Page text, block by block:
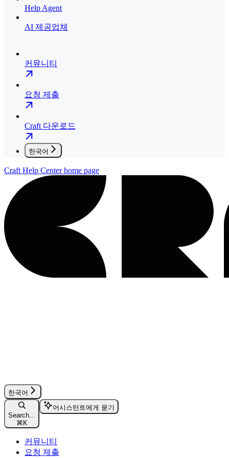
Help Agent
AI 제공업체
커뮤니티
요청 제출
Craft 다운로드
한국어
Craft Help Centerhome page
한국어
Search...
⌘ K
어시스턴트에게 묻기
커뮤니티
요청 제출